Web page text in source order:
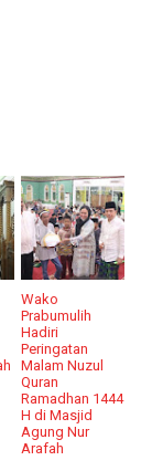
Wako
Prabumulih
Hadiri
Peringatan
Malam Nuzul
Quran
Ramadhan 1444
H di Masjid
Agung Nur
Arafah